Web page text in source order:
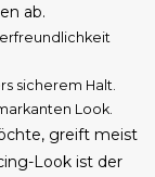
ab.
sicherem Halt.
Look.
greift meist
Look ist der